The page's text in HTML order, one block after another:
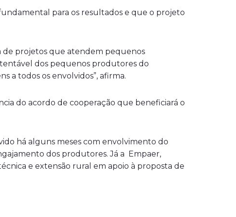
para os resultados e que o projeto
de projetos que atendem pequenos
dos pequenos produtores do
a todos os envolvidos”, afirma.
do acordo de cooperação que beneficiará o
há alguns meses com envolvimento do
dos produtores. Já a Empaer,
e extensão rural em apoio à proposta de